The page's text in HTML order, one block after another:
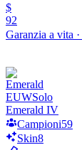
$
92
Garanzia a vita ·
EUWSolo
Emerald IV
Campioni59
Skin8